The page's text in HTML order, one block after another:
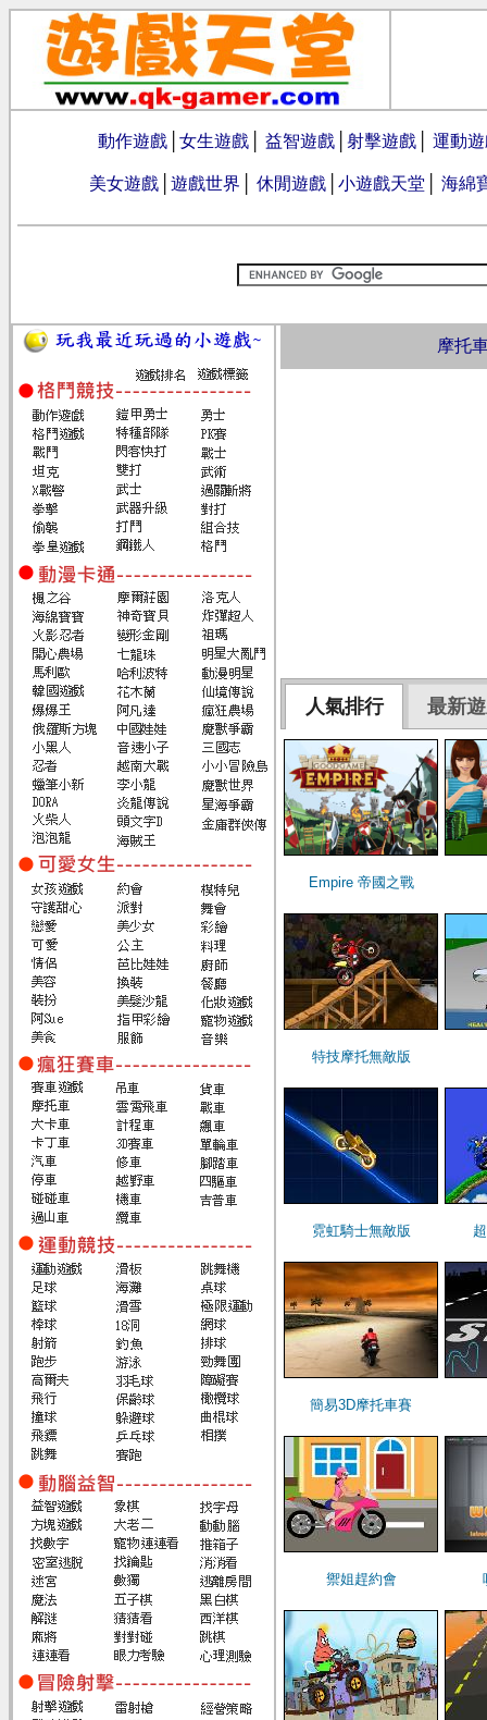
動作遊戲 女生遊戲 益智遊戲 射擊遊戲 運動
美女遊戲 遊戲世界 休閒遊戲 小遊戲天堂 海綿
摩托
人氣排行 最新
Empire 帝國之戰
特技摩托無敵版
霓虹騎士無敵版
簡易3D摩托車賽
禦姐趕約會